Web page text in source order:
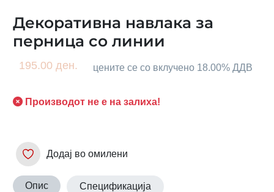
Декоративна навлака за
перница со линии
195.00 ден. цените се со вклучено 18.00% ДДВ
Производот не е на залиха!
Додај во омилени
Опис Спецификација